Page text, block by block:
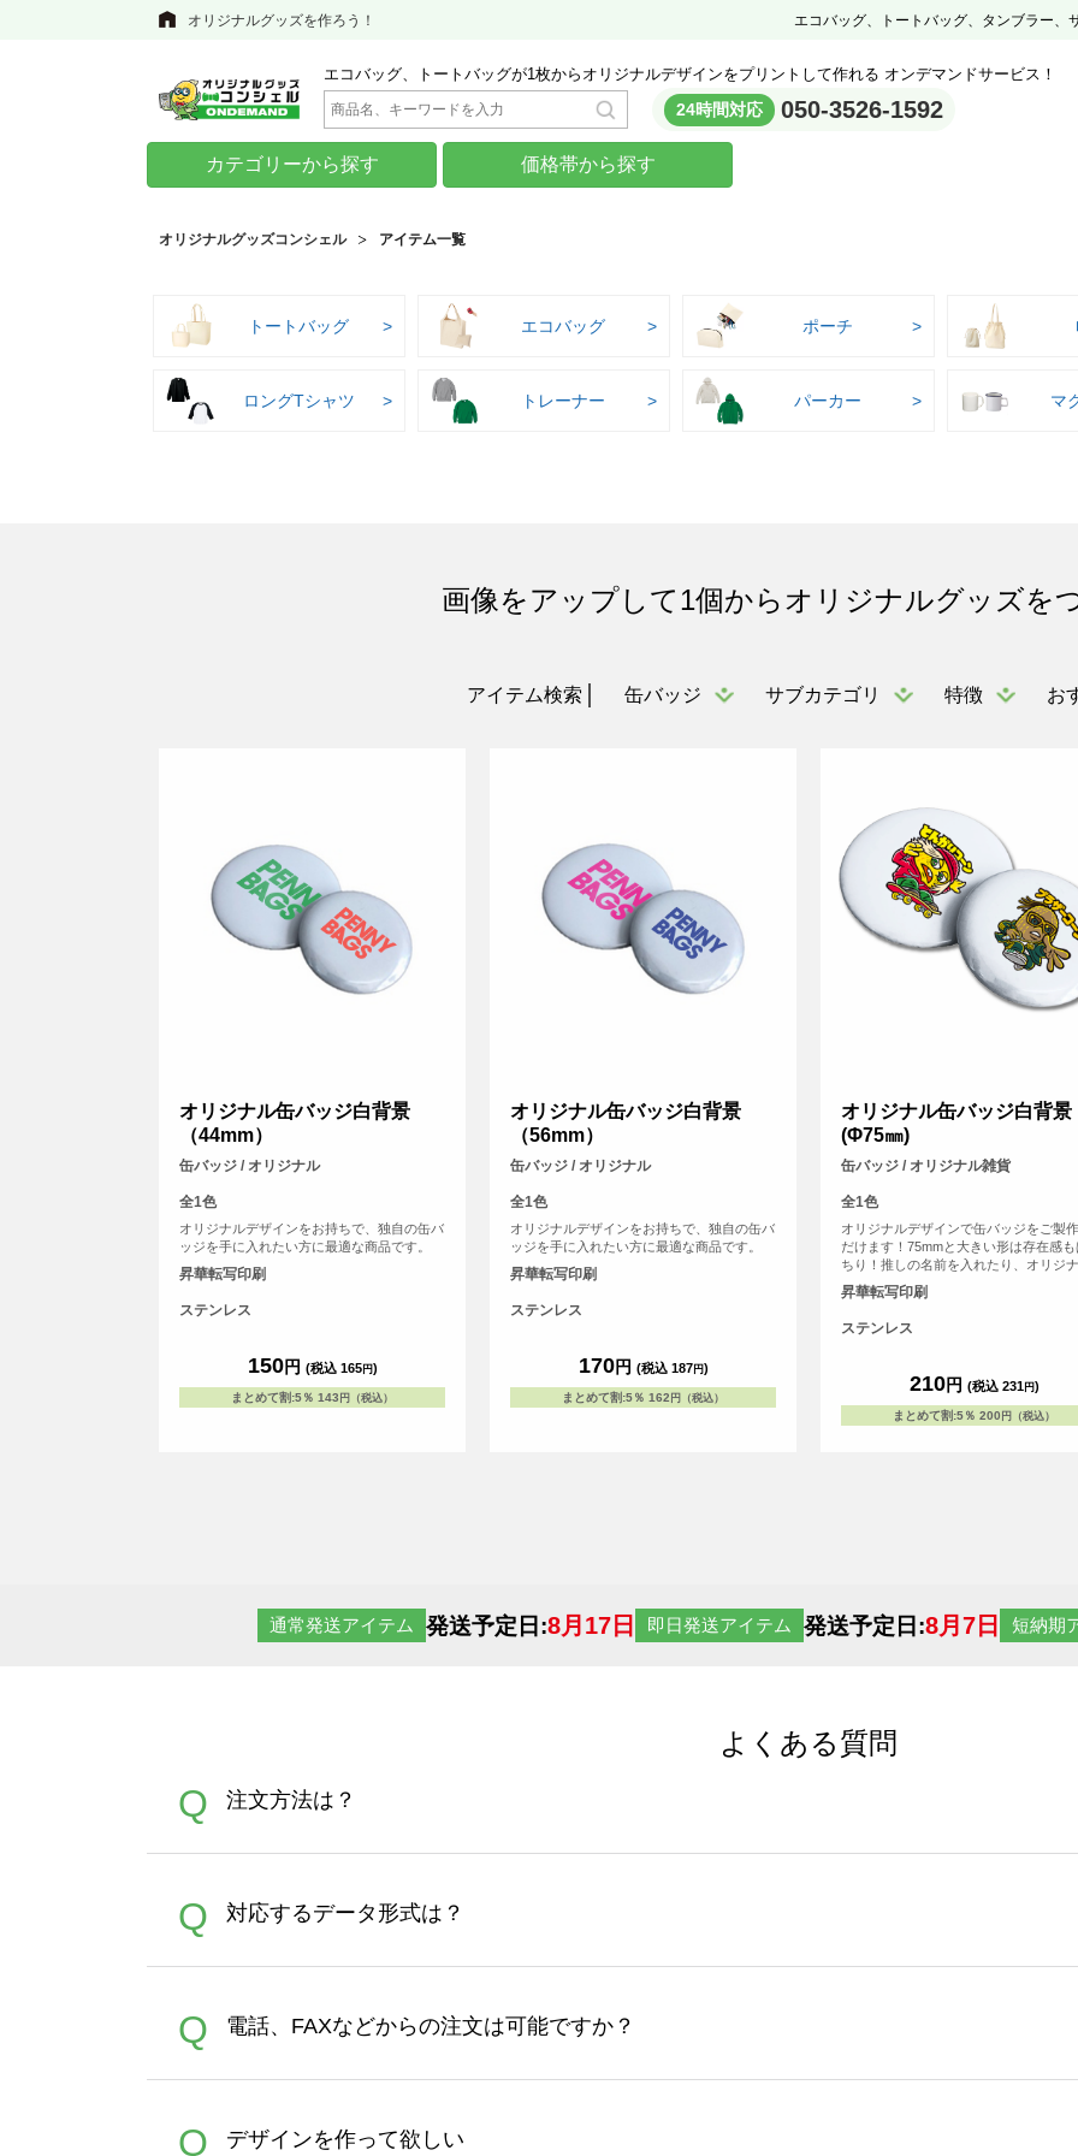
オリジナルグッズを作ろう！ エコバッグ、トートバッグ、タンブラー、
エコバッグ、トートバッグが1枚からオリジナルデザインをプリントして作れる オンデマンドサービス！
24時間対応 050-3526-1592
カテゴリーから探す 価格帯から探す
オリジナルグッズコンシェル アイテム一覧
トートバッグ エコバッグ ポーチ
ロングTシャツ トレーナー パーカー マ
画像をアップして1個からオリジナルグッズを
アイテム検索 缶バッジ サブカテゴリ 特徴 お
オリジナル缶バッジ白背景
（44mm）
缶バッジ / オリジナル
全1色
オリジナルデザインをお持ちで、独自の缶バ
ッジを手に入れたい方に最適な商品です。
昇華転写印刷
ステンレス
150円 (税込 165円)
まとめて割:5％ 143 円（税込）
オリジナル缶バッジ白背景
（56mm）
缶バッジ / オリジナル
全1色
オリジナルデザインをお持ちで、独自の缶バ
ッジを手に入れたい方に最適な商品です。
昇華転写印刷
ステンレス
170円 (税込 187円)
まとめて割:5％ 162 円（税込）
オリジナル缶バッジ白背景
(Φ75㎜)
缶バッジ / オリジナル雑貨
全1色
オリジナルデザインで缶バッジをご製
だけます！75mmと大きい形は存在感も
ちり！推しの名前を入れたり、オリジナ
イラストを印刷したり、写真プリントも
です！
昇華転写印刷
ステンレス
210円 (税込 231円)
まとめて割:5％ 200 円（税込）
通常発送アイテム 発送予定日:8月17日 即日発送アイテム 発送予定日:8月7日 短納期
よくある質問
Q 注文方法は？
A
す。 30枚以上やシルク印刷など、大口注文の場合は、サポートが担当する
さい。製作する数量が多ければ多いほど、オンデマンドサービスよりも低価格で製作するこ
Q 対応するデータ形式は？
A
ズは、20MBです。デジカメやスマホで撮影した写真などもアップロード可能です。使用で
Illustratorからの直接入稿には対応していません。AIで保存し、デザインツールからアップロ
Q 電話、FAXなどからの注文は可能ですか？
A
バッグコンシェルやタンブラーコンシェル
Q デザインを作って欲しい